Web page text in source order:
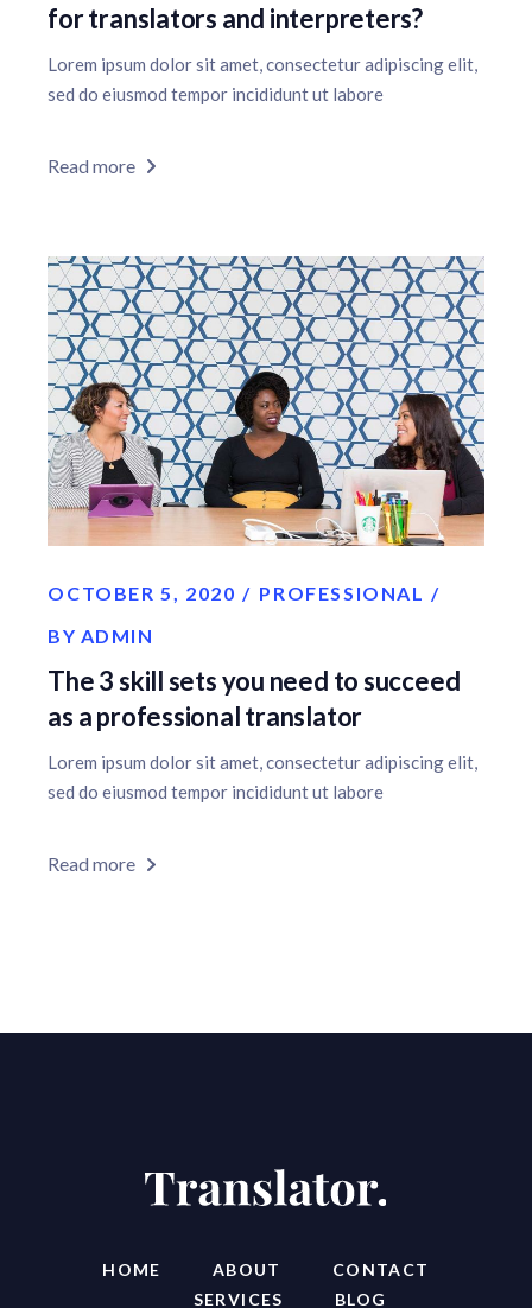
for translators and interpreters?
Lorem ipsum dolor sit amet, consectetur adipiscing elit,
sed do eiusmod tempor incididunt ut labore
Read more
OCTOBER 5, 2020
PROFESSIONAL
BY ADMIN
The 3 skill sets you need to succeed
as a professional translator
Lorem ipsum dolor sit amet, consectetur adipiscing elit,
sed do eiusmod tempor incididunt ut labore
Read more
HOME ABOUT
CONTACT
SERVICES
BLOG